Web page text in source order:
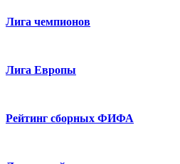
Лига чемпионов
Лига Европы
Рейтинг сборных ФИФА